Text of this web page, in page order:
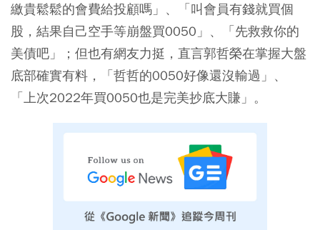
繳貴鬆鬆的會費給投顧嗎」、「叫會員有錢就買個
股，結果自己空手等崩盤買0050」、「先救救你的
美債吧」；但也有網友力挺，直言郭哲榮在掌握大盤
底部確實有料，「哲哲的0050好像還沒輸過」、
「上次2022年買0050也是完美抄底大賺」。